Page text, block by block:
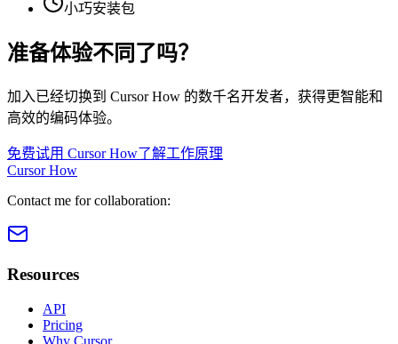
小巧安装包
准备体验不同了吗？
加入已经切换到 Cursor How 的数千名开发者，获得更智能和
高效的编码体验。
免费试用 Cursor How了解工作原理
Cursor How
Contact me for collaboration:
Resources
API
Pricing
Why Cursor